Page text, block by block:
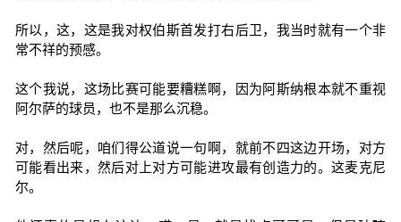
所以，这，这是我对权伯斯首发打右后卫，我当时就有一个非
常不祥的预感。
这个我说，这场比赛可能要糟糕啊，因为阿斯纳根本就不重视
阿尔萨的球员，也不是那么沉稳。
对，然后呢，咱们得公道说一句啊，就前不四这边开场，对方
可能看出来，然后对上对方可能进攻最有创造力的。这麦克尼
尔。